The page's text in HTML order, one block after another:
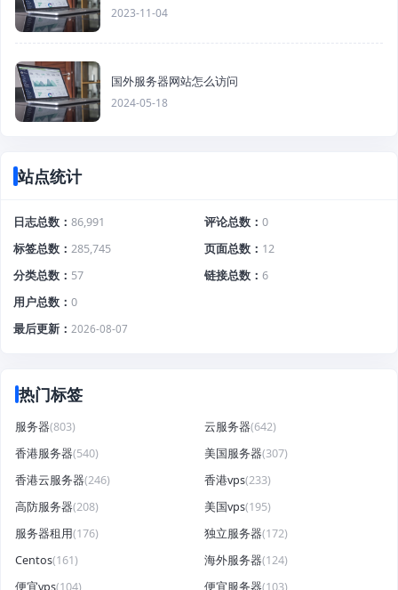
2023-11-04
国外服务器网站怎么访问
2024-05-18
站点统计
日志总数 86,991 评论总数
0
标签总数
285,745 页面总数
12
分类总数
57 链接总数
6
用户总数
0
最后更新
2026-08-07
热门标签
服务器(803) 云服务器(642)
香港服务器(540) 美国服务器(307)
香港云服务器(246) 香港vps(233)
高防服务器(208) 美国vps(195)
服务器租用(176) 独立服务器(172)
Centos(161) 海外服务器(124)